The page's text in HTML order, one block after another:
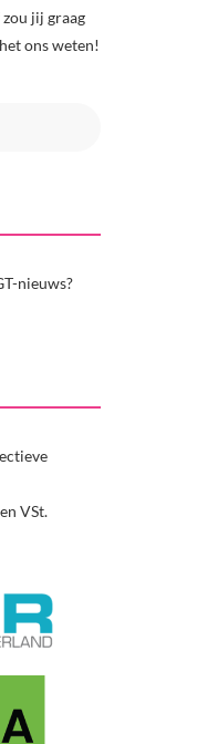
jij graag
ons weten!
nieuws?
VSt.